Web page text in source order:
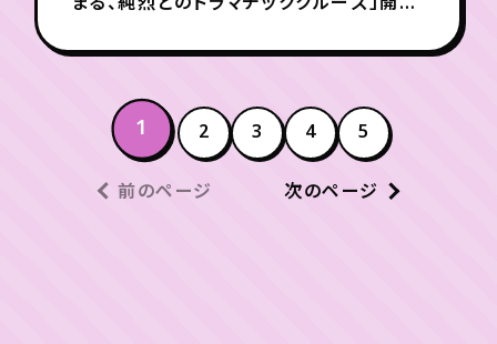
前のページ
1 2 3 4 5
次のページ